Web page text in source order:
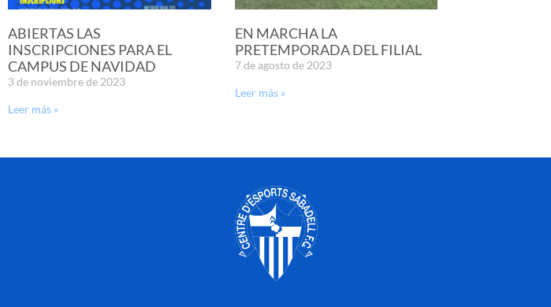
ABIERTAS LAS
INSCRIPCIONES PARA EL
CAMPUS DE NAVIDAD
3 de noviembre de 2023
Leer más »
EN MARCHA LA
PRETEMPORADA DEL FILIAL
7 de agosto de 2023
Leer más »